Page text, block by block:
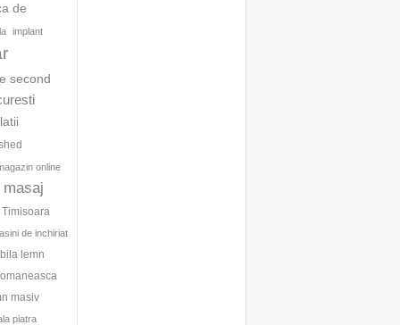
de
implant
second
online
masaj
de inchiriat
lemn
masiv
piatra